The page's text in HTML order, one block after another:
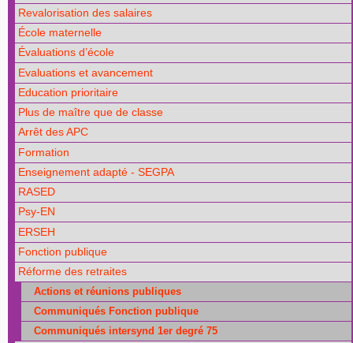
Revalorisation des salaires
École maternelle
Évaluations d’école
Evaluations et avancement
Education prioritaire
Plus de maître que de classe
Arrêt des APC
Formation
Enseignement adapté - SEGPA
RASED
Psy-EN
ERSEH
Fonction publique
Réforme des retraites
Actions et réunions publiques
Communiqués Fonction publique
Communiqués intersynd 1er degré 75